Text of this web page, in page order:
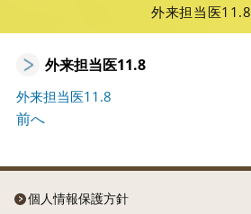
外来担当医11.8
外来担当医11.8
外来担当医11.8
前へ
個人情報保護方針